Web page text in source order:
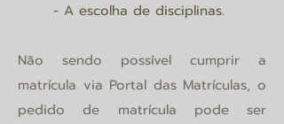
- A escolha de disciplinas.
Não sendo possível cumprir a
matrícula via Portal das Matrículas, o
pedido de matrícula pode ser